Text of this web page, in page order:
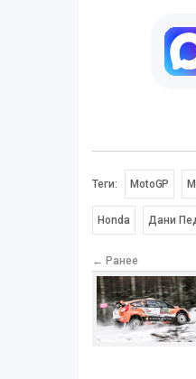
Теги: MotoGP
Honda Дани
← Ранее